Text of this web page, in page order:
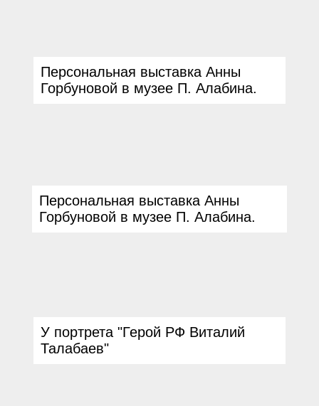
Персональная выставка Анны
Горбуновой в музее П. Алабина.
Персональная выставка Анны
Горбуновой в музее П. Алабина.
У портрета "Герой РФ Виталий
Талабаев"